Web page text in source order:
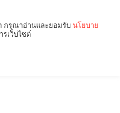
กรุณาอ่านและยอมรับ นโยบาย
รเว็บไซต์